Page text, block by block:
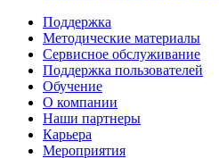
Поддержка
Методические материалы
Сервисное обслуживание
Поддержка пользователей
Обучение
О компании
Наши партнеры
Карьера
Мероприятия